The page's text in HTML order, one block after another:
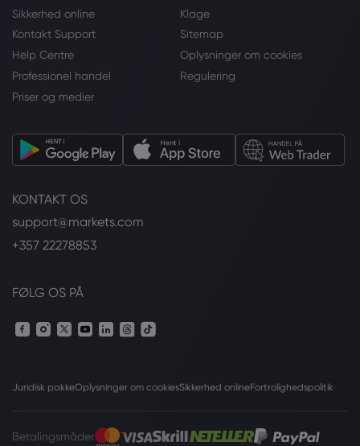
Sikkerhed online
Klage
Kontakt Support
Sitemap
Help Centre
Oplysninger om cookies
Professionel handel
Regulering
Priser og medier
KONTAKT OS
support@markets.com
+357 22278853
FØLG OS PÅ
Juridisk pakkeOplysninger om cookiesSikkerhed onlineFortrolighedspolitik
Betalingsmåder